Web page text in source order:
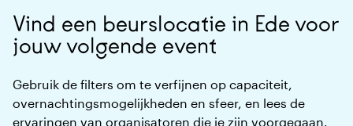
Vind een beurslocatie in Ede voor
jouw volgende event
Gebruik de filters om te verfijnen op capaciteit,
overnachtingsmogelijkheden en sfeer, en lees de
ervaringen van organisatoren die je zijn voorgegaan.